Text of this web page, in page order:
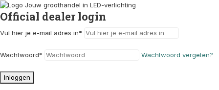
Official dealer login
Vul hier je e-mail adres in*
Wachtwoord* Wachtwoord vergeten?
Inloggen